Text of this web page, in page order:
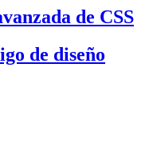
de CSS
de diseño